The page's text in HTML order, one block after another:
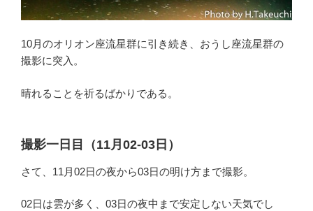
10月のオリオン座流星群に引き続き、おうし座流星群の
撮影に突入。
晴れることを祈るばかりである。
撮影一日目（11月02-03日）
さて、11月02日の夜から03日の明け方まで撮影。
02日は雲が多く、03日の夜中まで安定しない天気でし